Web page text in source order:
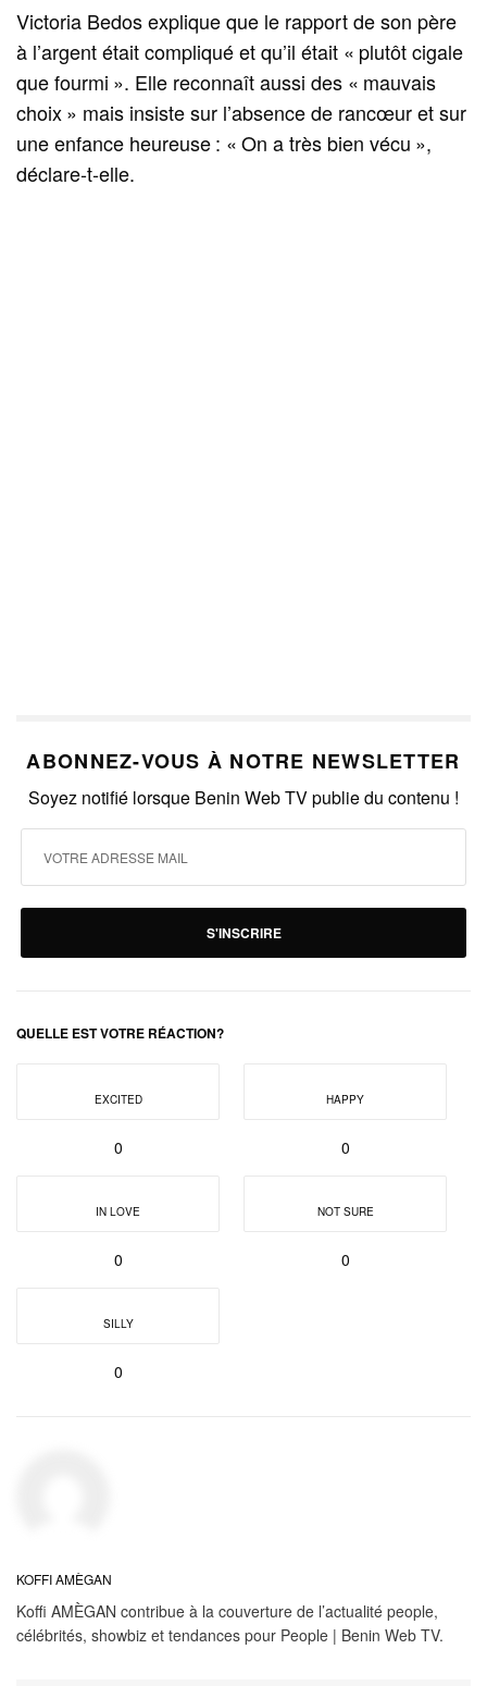
Victoria Bedos explique que le rapport de son père
à l’argent était compliqué et qu’il était « plutôt cigale
que fourmi ». Elle reconnaît aussi des « mauvais
choix » mais insiste sur l’absence de rancœur et sur
une enfance heureuse : « On a très bien vécu »,
déclare‑t‑elle.
ABONNEZ-VOUS À NOTRE NEWSLETTER
Soyez notifié lorsque Benin Web TV publie du contenu !
S'INSCRIRE
QUELLE EST VOTRE RÉACTION?
EXCITED
0
HAPPY
0
IN LOVE
0
NOT SURE
0
SILLY
0
KOFFI AMÈGAN
Koffi AMÈGAN contribue à la couverture de l’actualité people,
célébrités, showbiz et tendances pour People | Benin Web TV.